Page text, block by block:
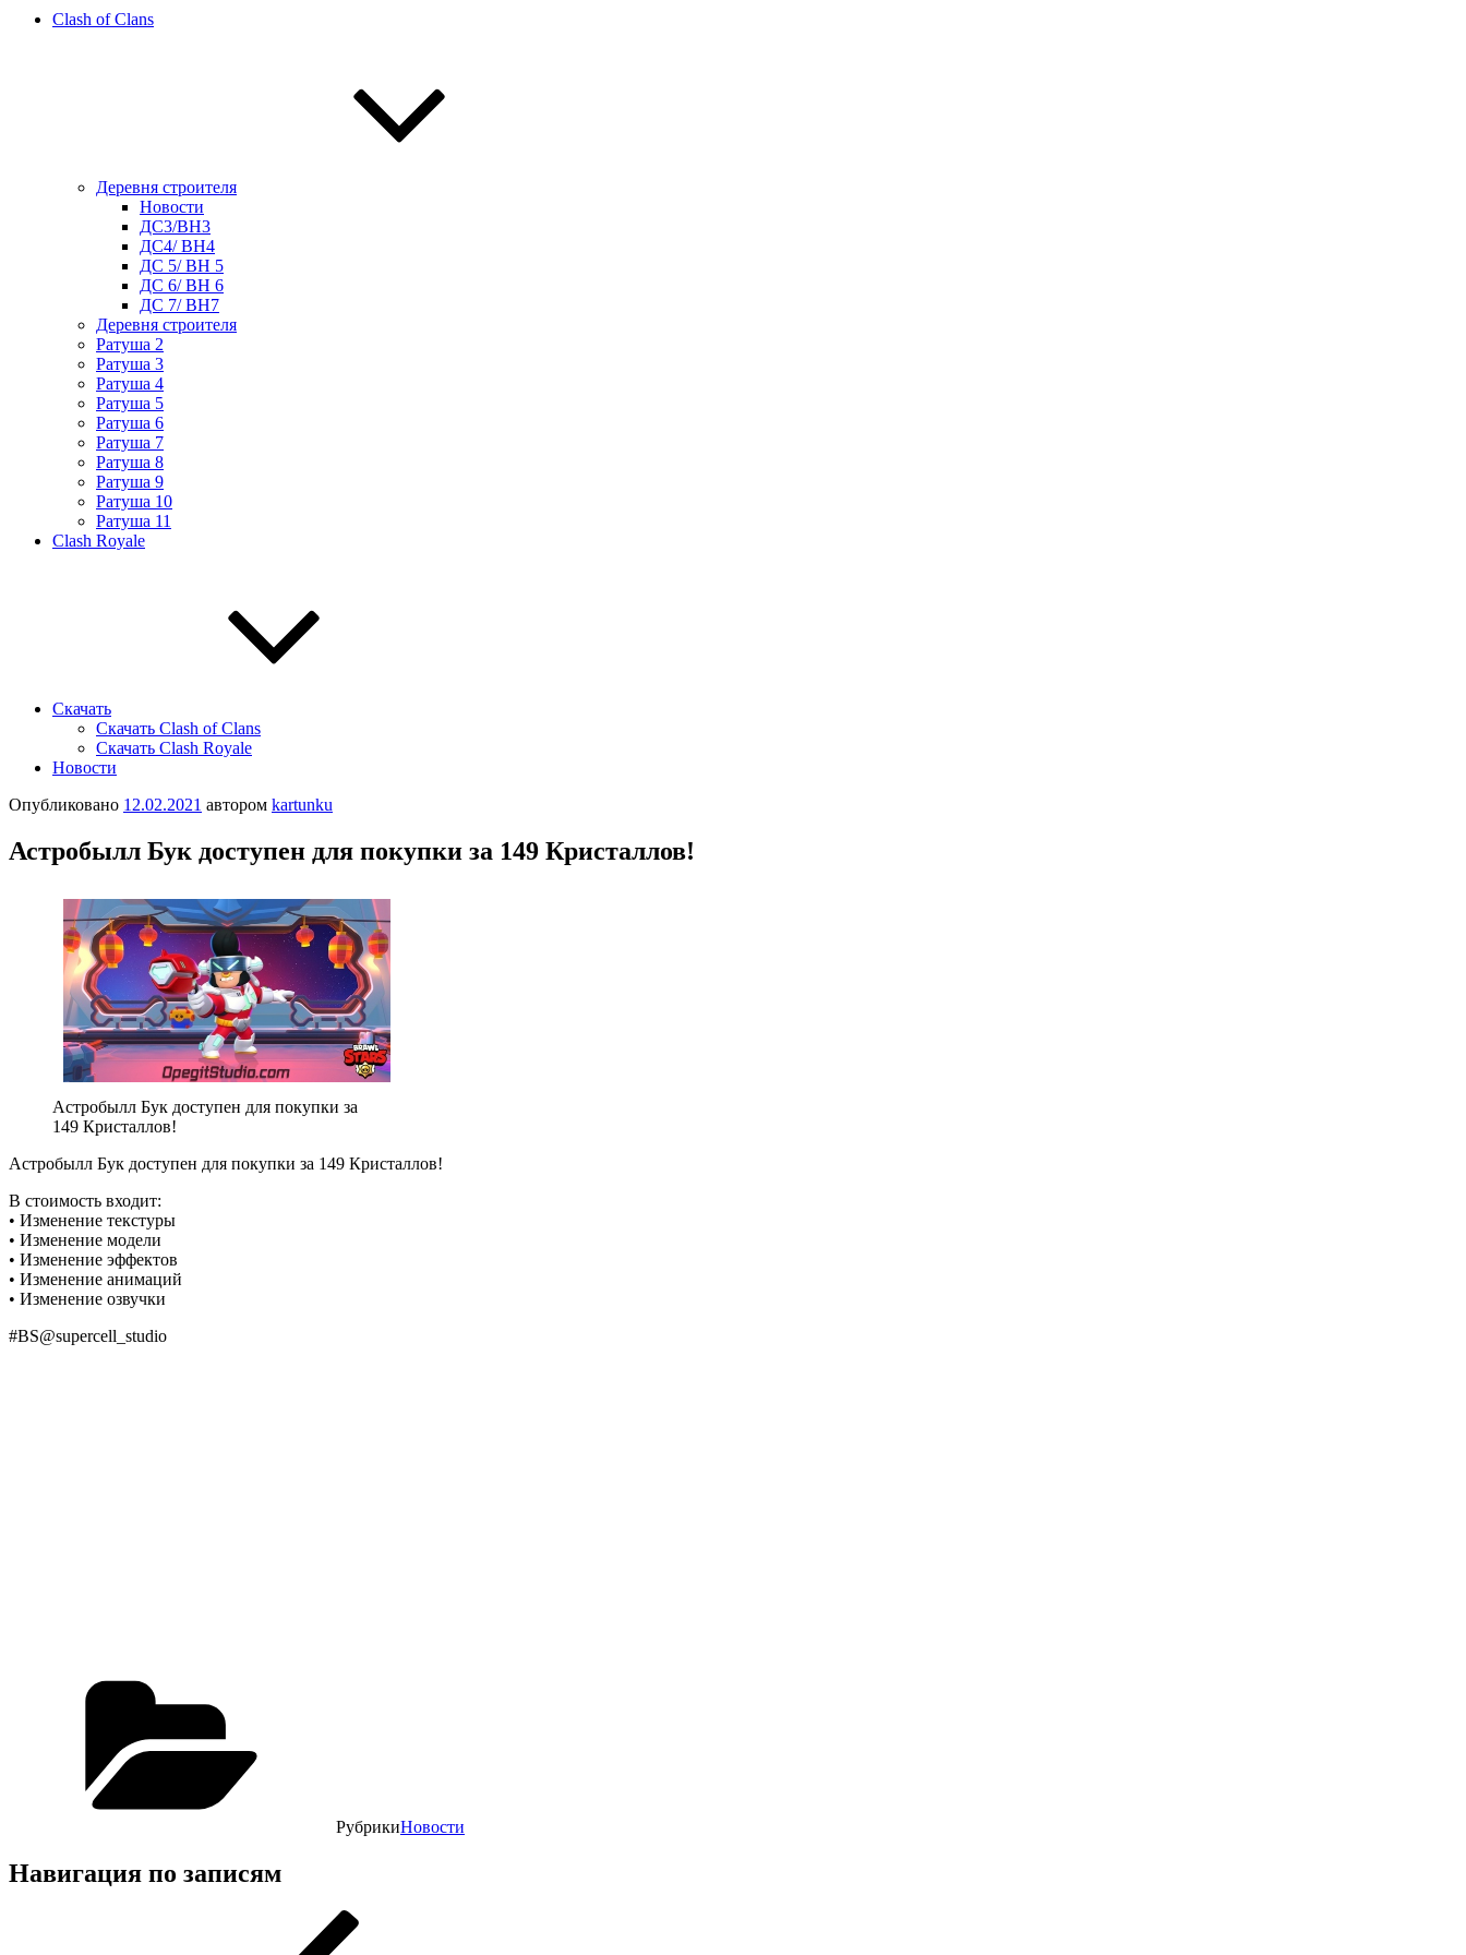
Clash of Clans
Деревня строителя
Новости
ДС3/BH3
ДС4/ BH4
ДС 5/ BH 5
ДС 6/ BH 6
ДС 7/ BH7
Деревня строителя
Ратуша 2
Ратуша 3
Ратуша 4
Ратуша 5
Ратуша 6
Ратуша 7
Ратуша 8
Ратуша 9
Ратуша 10
Ратуша 11
Clash Royale
Скачать
Скачать Clash of Clans
Скачать Clash Royale
Новости
Опубликовано 12.02.2021 автором kartunku
Астробылл Бук доступен для покупки за 149 Кристаллов!
Астробылл Бук доступен для покупки за
149 Кристаллов!
Астробылл Бук доступен для покупки за 149 Кристаллов!
В стоимость входит:
• Изменение текстуры
• Изменение модели
• Изменение эффектов
• Изменение анимаций
• Изменение озвучки
#BS@supercell_studio
РубрикиНовости
Навигация по записям